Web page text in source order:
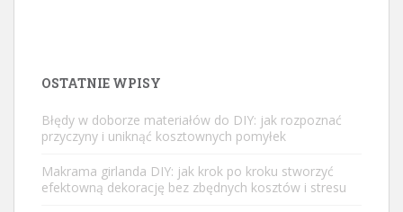
OSTATNIE WPISY
Błędy w doborze materiałów do DIY: jak rozpoznać
przyczyny i uniknąć kosztownych pomyłek
Makrama girlanda DIY: jak krok po kroku stworzyć
efektowną dekorację bez zbędnych kosztów i stresu